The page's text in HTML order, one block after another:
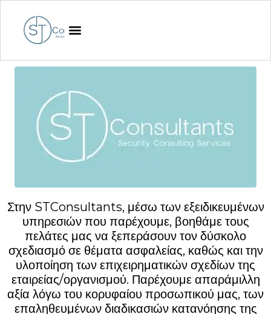
Στην STConsultants, μέσω των εξειδικευμένων
υπηρεσιών που παρέχουμε, βοηθάμε τους
πελάτες μας να ξεπεράσουν τον δύσκολο
σχεδιασμό σε θέματα ασφαλείας, καθώς και την
υλοποίηση των επιχειρηματικών σχεδίων της
εταιρείας/οργανισμού. Παρέχουμε απαράμιλλη
αξία λόγω του κορυφαίου προσωπικού μας, των
επαληθευμένων διαδικασιών κατανόησης της